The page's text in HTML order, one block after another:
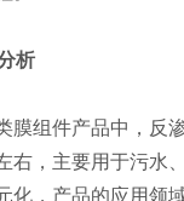
析
组件产品中，反渗
右，主要用于污水
化，产品的应用领